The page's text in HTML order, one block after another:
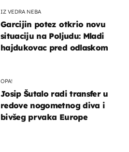
IZ VEDRA NEBA
Garcijin potez otkrio novu
situaciju na Poljudu: Mladi
hajdukovac pred odlaskom
OPA!
Josip Šutalo radi transfer u
redove nogometnog diva i
bivšeg prvaka Europe